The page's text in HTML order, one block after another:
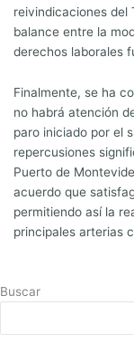
reivindicaciones del
balance entre la
derechos laborales
Finalmente, se ha
no habrá atención
paro iniciado por el
repercusiones
Puerto de
acuerdo que
permitiendo así la
principales arterias
Buscar